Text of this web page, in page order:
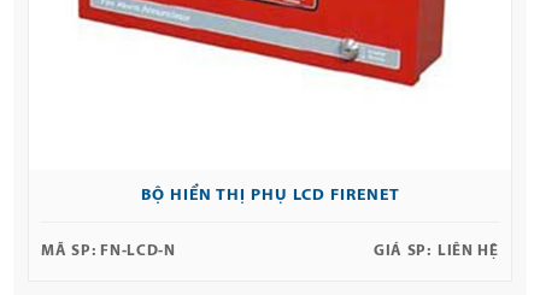
BỘ HIỂN THỊ PHỤ LCD FIRENET
MÃ SP: FN-LCD-N GIÁ SP: LIÊN HỆ